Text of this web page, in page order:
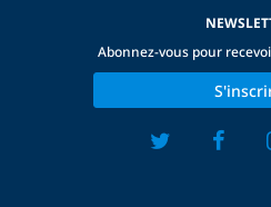
Abonnez-vous pour